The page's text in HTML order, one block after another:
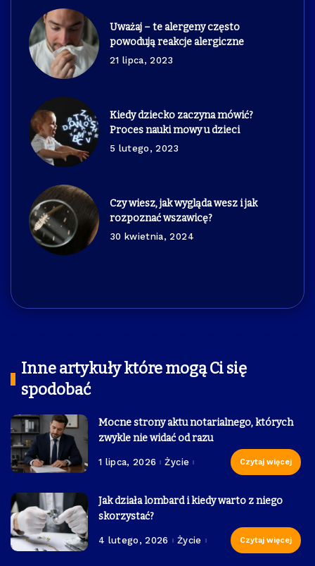
Uważaj – te alergeny często
powodują reakcje alergiczne
21 lipca, 2023
Kiedy dziecko zaczyna mówić?
Proces nauki mowy u dzieci
5 lutego, 2023
Czy wiesz, jak wygląda wesz i jak
rozpoznać wszawicę?
30 kwietnia, 2024
Inne artykuły które mogą Ci się
spodobać
Mocne strony aktu notarialnego, których
zwykle nie widać od razu
1 lipca, 2026 Życie Czytaj więcej
Jak działa lombard i kiedy warto z niego
skorzystać?
4 lutego, 2026 Życie Czytaj więcej